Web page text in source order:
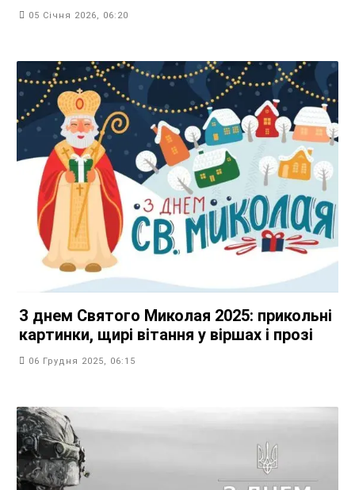
05 Січня 2026, 06:20
З днем Святого Миколая 2025: прикольні
картинки, щирі вітання у віршах і прозі
06 Грудня 2025, 06:15